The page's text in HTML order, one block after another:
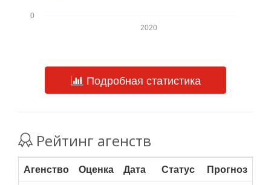
0
2020
Подробная статистика
Рейтинг агенств
Агенство Оценка Дата Статус
Прогноз